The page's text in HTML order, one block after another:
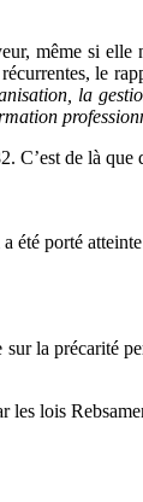
même si
le
la
C’est de là que
été porté
la précarité
les lois